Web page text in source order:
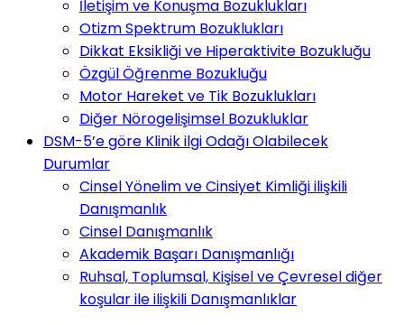
İletişim ve Konuşma Bozuklukları
Otizm Spektrum Bozuklukları
Dikkat Eksikliği ve Hiperaktivite Bozukluğu
Özgül Öğrenme Bozukluğu
Motor Hareket ve Tik Bozuklukları
Diğer Nörogelişimsel Bozukluklar
DSM-5’e göre Klinik ilgi Odağı Olabilecek
Durumlar
Cinsel Yönelim ve Cinsiyet Kimliği ilişkili
Danışmanlık
Cinsel Danışmanlık
Akademik Başarı Danışmanlığı
Ruhsal, Toplumsal, Kişisel ve Çevresel diğer
koşular ile ilişkili Danışmanlıklar